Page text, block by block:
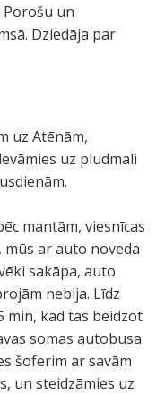
un
Dziedāja par
uz Atēnām,
uz pludmali
mantām, viesnīcas
ar auto noveda
sakāpa, auto
nebija. Līdz
min, kad tas beidzot
somas autobusa
šoferim ar savām
un steidzāmies uz